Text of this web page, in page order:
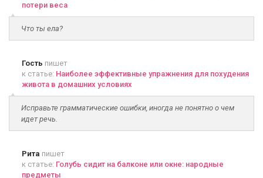
потери веса
Что ты ела?
Гость пишет
к статье: Наиболее эффективные упражнения для похудения
живота в домашних условиях
Исправьте грамматические ошибки, иногда не понятно о чем
идет речь.
Рита пишет
к статье: Голубь сидит на балконе или окне: народные
предметы